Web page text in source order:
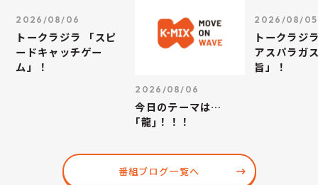
2026/08/06
トークラジラ 「スピ
ードキャッチゲー
ム」！
2026/08/06
今日のテーマは…
｢龍｣！！！
2026/08/05
トークラジ
アスパラガ
旨」！
番組ブログ一覧へ